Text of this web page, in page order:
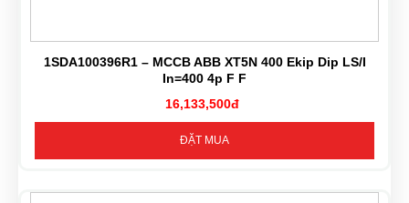
1SDA100396R1 – MCCB ABB XT5N 400 Ekip Dip LS/I
In=400 4p F F
16,133,500đ
ĐẶT MUA